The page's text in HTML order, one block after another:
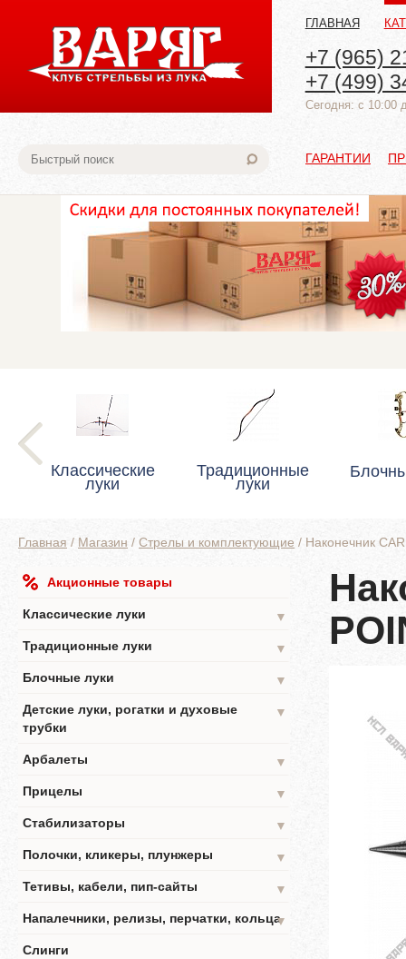
ГЛАВНАЯ
+7 (965)
+7 (499)
Cегодня: с 10:00
ГАРАНТИИ
Классические
луки
Традиционные
луки
Главная / Магазин / Стрелы и комплектующие / Наконечник
Акционные товары
Классические луки
▼
Традиционные луки
▼
Блочные луки
▼
Детские луки, рогатки и духовые
трубки
▼
Арбалеты
▼
Прицелы
▼
Стабилизаторы
▼
Полочки, кликеры, плунжеры
▼
Тетивы, кабели, пип-сайты
▼
Напалечники, релизы, перчатки, кольца▼
Слинги